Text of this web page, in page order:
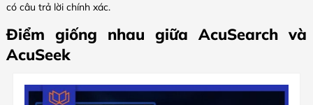
có câu trả lời chính xác.
Điểm giống nhau giữa AcuSearch và
AcuSeek